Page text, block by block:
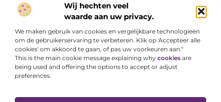
Wij hechten veel
waarde aan uw privacy.
We maken gebruik van cookies en vergelijkbare technologieën
om de gebruikerservaring te verbeteren. Klik op 'Accepteer alle
cookies' om akkoord te gaan, of pas uw voorkeuren aan."
This is the main cookie message explaining why cookies are
being used and offering the options to accept or adjust
preferences.
Bericht categorie
Onze informatie